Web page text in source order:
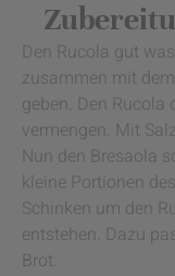
Den Rucola gut
zusammen mit
geben. Den
vermengen. Mit
Nun den Bresaola
kleine Portionen
Schinken um den
entstehen. Dazu
Brot.